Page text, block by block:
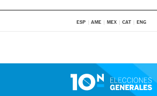
ESP AME MEX CAT ENG